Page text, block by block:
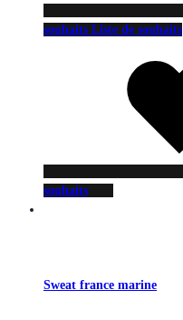
souhaits Liste de souhaits
souhaits
Sweat france marine